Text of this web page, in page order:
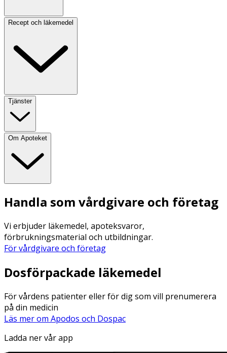
Recept och läkemedel
Tjänster
Om Apoteket
Handla som vårdgivare och företag
Vi erbjuder läkemedel, apoteksvaror,
förbrukningsmaterial och utbildningar.
För vårdgivare och företag
Dosförpackade läkemedel
För vårdens patienter eller för dig som vill prenumerera
på din medicin
Läs mer om Apodos och Dospac
Ladda ner vår app